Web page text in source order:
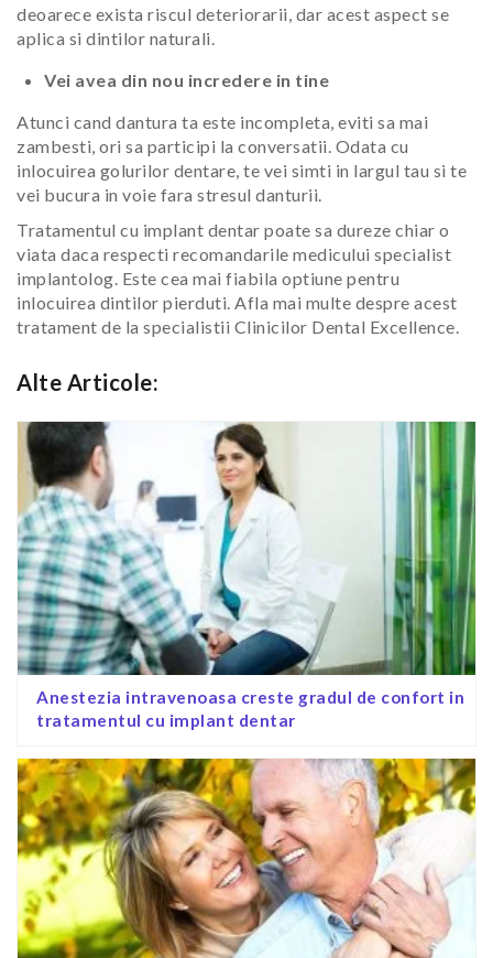
deoarece exista riscul deteriorarii, dar acest aspect se
aplica si dintilor naturali.
Vei avea din nou incredere in tine
Atunci cand dantura ta este incompleta, eviti sa mai
zambesti, ori sa participi la conversatii. Odata cu
inlocuirea golurilor dentare, te vei simti in largul tau si te
vei bucura in voie fara stresul danturii.
Tratamentul cu implant dentar poate sa dureze chiar o
viata daca respecti recomandarile medicului specialist
implantolog. Este cea mai fiabila optiune pentru
inlocuirea dintilor pierduti. Afla mai multe despre acest
tratament de la specialistii Clinicilor Dental Excellence.
Alte Articole:
Anestezia intravenoasa creste gradul de confort in
tratamentul cu implant dentar